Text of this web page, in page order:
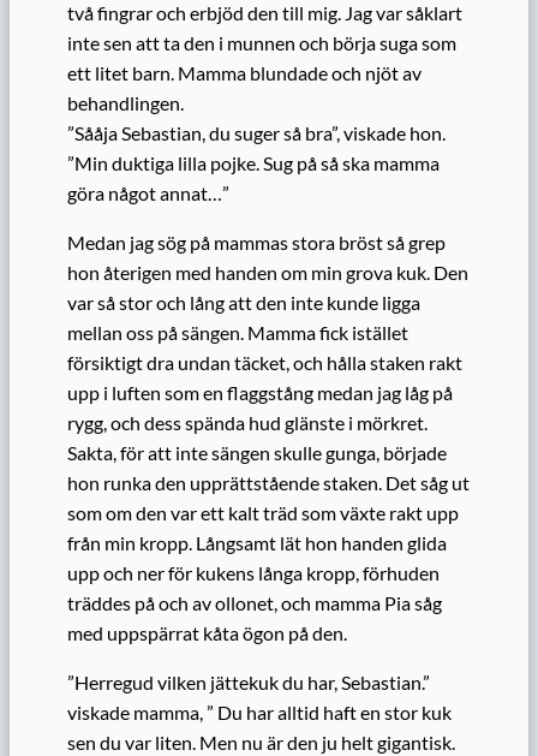
två fingrar och erbjöd den till mig. Jag var såklart
inte sen att ta den i munnen och börja suga som
ett litet barn. Mamma blundade och njöt av
behandlingen.
”Sååja Sebastian, du suger så bra”, viskade hon.
”Min duktiga lilla pojke. Sug på så ska mamma
göra något annat…”
Medan jag sög på mammas stora bröst så grep
hon återigen med handen om min grova kuk. Den
var så stor och lång att den inte kunde ligga
mellan oss på sängen. Mamma fick istället
försiktigt dra undan täcket, och hålla staken rakt
upp i luften som en flaggstång medan jag låg på
rygg, och dess spända hud glänste i mörkret.
Sakta, för att inte sängen skulle gunga, började
hon runka den upprättstående staken. Det såg ut
som om den var ett kalt träd som växte rakt upp
från min kropp. Långsamt lät hon handen glida
upp och ner för kukens långa kropp, förhuden
träddes på och av ollonet, och mamma Pia såg
med uppspärrat kåta ögon på den.
”Herregud vilken jättekuk du har, Sebastian.”
viskade mamma, ” Du har alltid haft en stor kuk
sen du var liten. Men nu är den ju helt gigantisk.